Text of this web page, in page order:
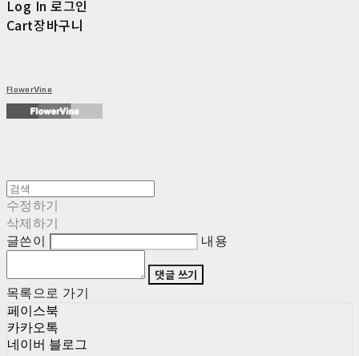
Log In 로그인
Cart장바구니
FlowerVine
수정하기
삭제하기
글쓴이
내용
댓글 쓰기
목록으로 가기
페이스북
카카오톡
네이버 블로그